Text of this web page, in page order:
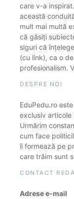
care v-a
această
mult mai multă
că găsiți
siguri că
(cu link), ca o
profesionalism.
DESPRE NOI
EduPedu.ro
exclusiv articole
Urmărim
cum face
îi formează pe
care trăim sunt
CONTACT
Adrese e-mail